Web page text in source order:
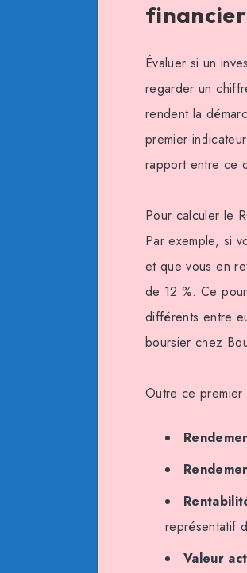
financier
Évaluer si un
regarder un
rendent la
premier
rapport entre ce
Pour calculer le
Par exemple, si
et que vous en
de 12 %. Ce
différents entre
boursier chez
Outre ce premier
représentatif
Valeur